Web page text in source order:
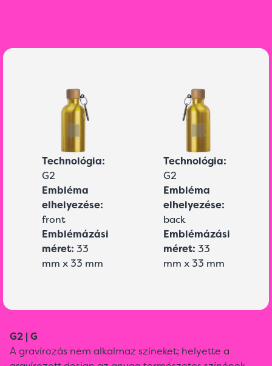
Technológia:
G2
Embléma
elhelyezése:
front
Emblémázási
méret: 33
mm x 33 mm
Technológia:
G2
Embléma
elhelyezése:
back
Emblémázási
méret: 33
mm x 33 mm
G2 | G
A gravírozás nem alkalmaz színeket; helyette a